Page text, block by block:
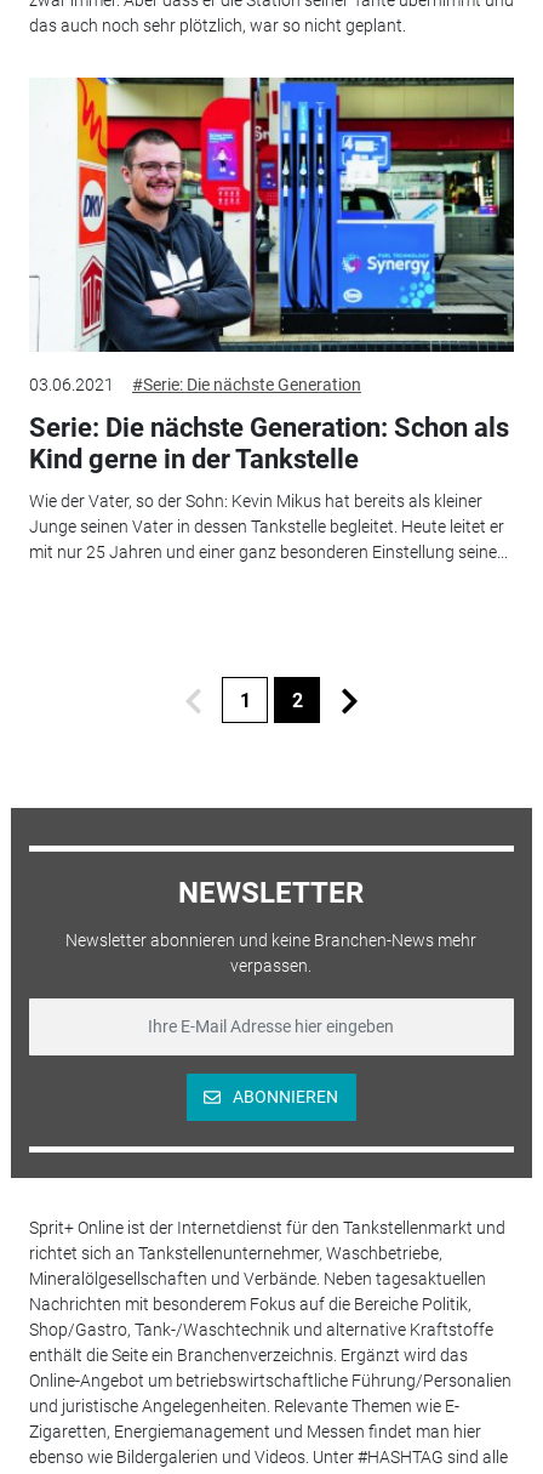
das auch noch sehr plötzlich, war so nicht geplant.
03.06.2021 #Serie: Die nächste Generation
Serie: Die nächste Generation: Schon als
Kind gerne in der Tankstelle
Wie der Vater, so der Sohn: Kevin Mikus hat bereits als kleiner
Junge seinen Vater in dessen Tankstelle begleitet. Heute leitet er
mit nur 25 Jahren und einer ganz besonderen Einstellung seine...
1 2
NEWSLETTER
Newsletter abonnieren und keine Branchen-News mehr
verpassen.
ABONNIEREN
Sprit+ Online ist der Internetdienst für den Tankstellenmarkt und
richtet sich an Tankstellenunternehmer, Waschbetriebe,
Mineralölgesellschaften und Verbände. Neben tagesaktuellen
Nachrichten mit besonderem Fokus auf die Bereiche Politik,
Shop/Gastro, Tank-/Waschtechnik und alternative Kraftstoffe
enthält die Seite ein Branchenverzeichnis. Ergänzt wird das
Online-Angebot um betriebswirtschaftliche Führung/Personalien
und juristische Angelegenheiten. Relevante Themen wie E-
Zigaretten, Energiemanagement und Messen findet man hier
ebenso wie Bildergalerien und Videos. Unter #HASHTAG sind alle